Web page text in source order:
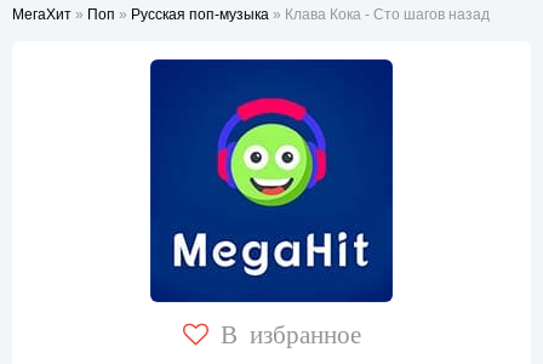
МегаХит » Поп » Русская поп-музыка » Клава Кока - Сто шагов назад
В избранное